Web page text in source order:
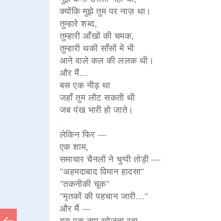
क्योंकि मुझे तुम पर नाज़ था।
तुम्हारे शब्द,
तुम्हारी आँखों की चमक,
तुम्हारी थकी साँसों में भी
आने वाले कल की ललक थी।
और मैं…
बस एक नीड़ था
जहाँ तुम लौट सकती थी
जब पंख भारी हो जाते।
लेकिन फिर —
एक शाम,
समाचार चैनलों ने चुप्पी तोड़ी —
"अहमदाबाद विमान हादसा"
"तकनीकी चूक"
"मृतकों की पहचान जारी…"
और मैं —